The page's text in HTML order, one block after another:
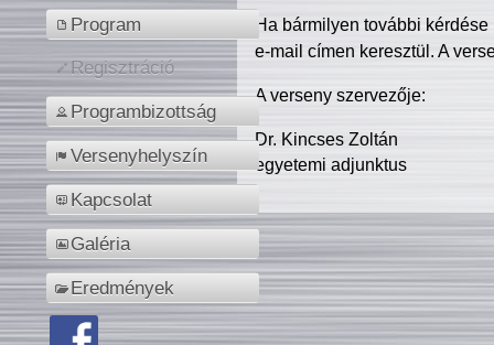
Program
Regisztráció
Programbizottság
Versenyhelyszín
Kapcsolat
Galéria
Eredmények
Ha bármilyen további
e-mail címen keresztül. A
A verseny szervezője:
Dr. Kincses Zoltán
egyetemi adjunktus